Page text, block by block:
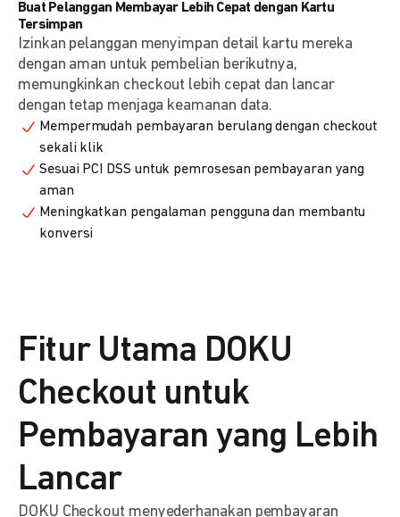
Buat Pelanggan Membayar Lebih Cepat dengan Kartu
Tersimpan
Izinkan pelanggan menyimpan detail kartu mereka
dengan aman untuk pembelian berikutnya,
memungkinkan checkout lebih cepat dan lancar
dengan tetap menjaga keamanan data.
Mempermudah pembayaran berulang dengan checkout
sekali klik
Sesuai PCI DSS untuk pemrosesan pembayaran yang
aman
Meningkatkan pengalaman pengguna dan membantu
konversi
Fitur Utama DOKU
Checkout untuk
Pembayaran yang Lebih
Lancar
DOKU Checkout menyederhanakan pembayaran